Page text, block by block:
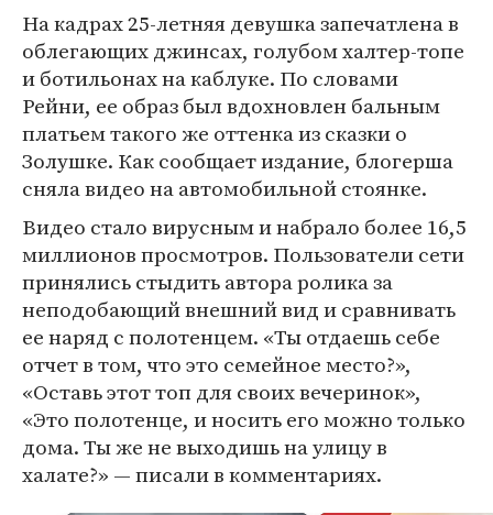
На кадрах 25-летняя девушка запечатлена в
облегающих джинсах, голубом халтер-топе
и ботильонах на каблуке. По словами
Рейни, ее образ был вдохновлен бальным
платьем такого же оттенка из сказки о
Золушке. Как сообщает издание, блогерша
сняла видео на автомобильной стоянке.
Видео стало вирусным и набрало более 16,5
миллионов просмотров. Пользователи сети
принялись стыдить автора ролика за
неподобающий внешний вид и сравнивать
ее наряд с полотенцем. «Ты отдаешь себе
отчет в том, что это семейное место?»,
«Оставь этот топ для своих вечеринок»,
«Это полотенце, и носить его можно только
дома. Ты же не выходишь на улицу в
халате?» — писали в комментариях.